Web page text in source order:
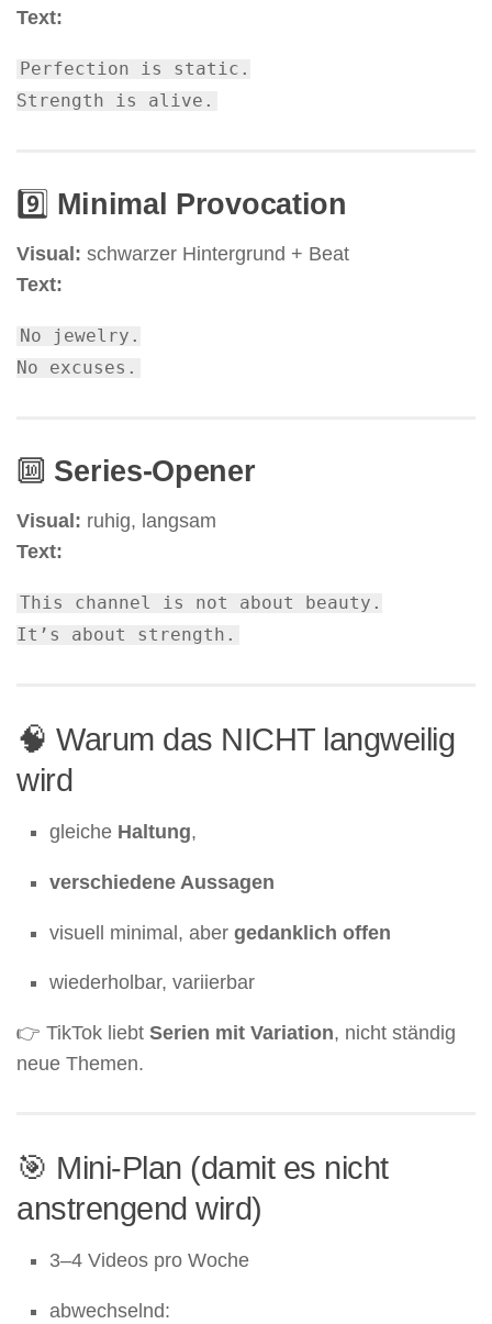
Text:
Perfection is static .
Strength is alive.
9️⃣ Minimal Provocation
Visual: schwarzer Hintergrund + Beat
Text:
No
jewelry.
No
excuses.
🔟 Series-Opener
Visual: ruhig, langsam
Text:
This channel is not
about beauty.
It’s about strength.
🧠 Warum das NICHT langweilig
wird
gleiche Haltung,
verschiedene Aussagen
visuell minimal, aber gedanklich offen
wiederholbar, variierbar
👉 TikTok liebt Serien mit Variation, nicht ständig
neue Themen.
🎯 Mini-Plan (damit es nicht
anstrengend wird)
3–4 Videos pro Woche
abwechselnd: